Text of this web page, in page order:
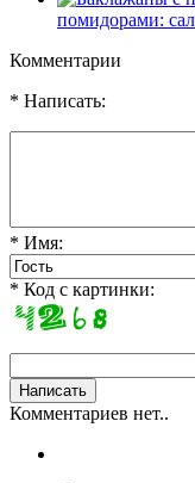
помидорами:
Комментарии
* Написать:
* Имя:
* Код с картинки:
Комментариев нет..